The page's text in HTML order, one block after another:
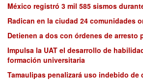
México registró 3 mil 585 sismos
Radican en la ciudad 24 comunidades
Detienen a dos con órdenes de arresto
Impulsa la UAT el desarrollo de
formación universitaria
Tamaulipas penalizará uso indebido de